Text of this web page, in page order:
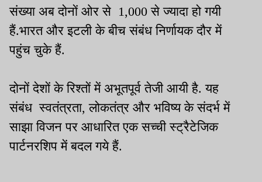
संख्या अब दोनों ओर से 1,000 से ज्यादा हो गयी
हैं.भारत और इटली के बीच संबंध निर्णायक दौर में
पहुंच चुके हैं.
दोनों देशों के रिश्तों में अभूतपूर्व तेजी आयी है. यह
संबंध स्वतंत्रता, लोकतंत्र और भविष्य के संदर्भ में
साझा विजन पर आधारित एक सच्ची स्ट्रैटेजिक
पार्टनरशिप में बदल गये हैं.